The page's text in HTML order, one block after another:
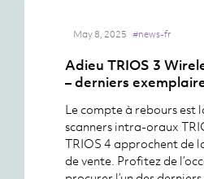
May 8, 2025 #news-fr
Adieu TRIOS 3
– derniers
Le compte à rebours est
scanners intra-oraux
TRIOS 4 approchent de
de vente. Profitez de